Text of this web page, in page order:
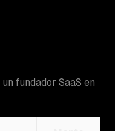
fundador SaaS en